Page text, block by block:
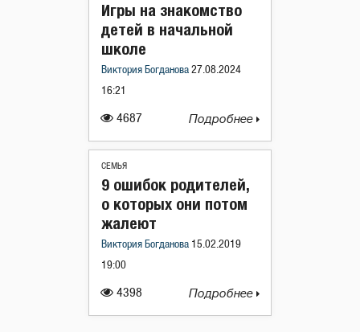
4687
Игры на знакомство
детей в начальной
школе
Виктория Богданова 27.08.2024
16:21
Подробнее
СЕМЬЯ
4398
9 ошибок родителей,
о которых они потом
жалеют
Виктория Богданова 15.02.2019
19:00
Подробнее